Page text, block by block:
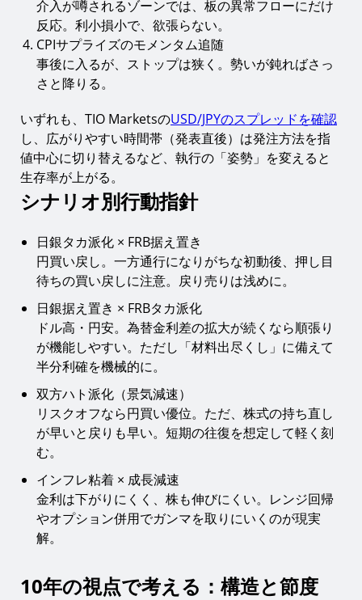
介入が噂されるゾーンでは、板の異常フローにだけ
反応。利小損小で、欲張らない。
CPIサプライズのモメンタム追随
事後に入るが、ストップは狭く。勢いが鈍ればさっ
さと降りる。
いずれも、TIO MarketsのUSD/JPYのスプレッドを確認
し、広がりやすい時間帯（発表直後）は発注方法を指
値中心に切り替えるなど、執行の「姿勢」を変えると
生存率が上がる。
シナリオ別行動指針
日銀タカ派化 × FRB据え置き
円買い戻し。一方通行になりがちな初動後、押し目
待ちの買い戻しに注意。戻り売りは浅めに。
日銀据え置き × FRBタカ派化
ドル高・円安。為替金利差の拡大が続くなら順張り
が機能しやすい。ただし「材料出尽くし」に備えて
半分利確を機械的に。
双方ハト派化（景気減速）
リスクオフなら円買い優位。ただ、株式の持ち直し
が早いと戻りも早い。短期の往復を想定して軽く刻
む。
インフレ粘着 × 成長減速
金利は下がりにくく、株も伸びにくい。レンジ回帰
やオプション併用でガンマを取りにいくのが現実
解。
10年の視点で考える：構造と節度